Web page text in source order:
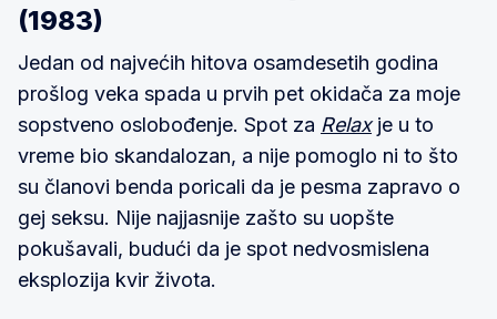
(1983)
Jedan od najvećih hitova osamdesetih godina
prošlog veka spada u prvih pet okidača za moje
sopstveno oslobođenje. Spot za Relaxje u to
vreme bio skandalozan, a nije pomoglo ni to što
su članovi benda poricali da je pesma zapravo o
gej seksu. Nije najjasnije zašto su uopšte
pokušavali, budući da je spot nedvosmislena
eksplozija kvir života.